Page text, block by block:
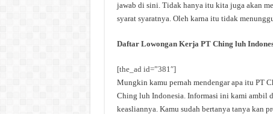
jawab di sini. Tidak hanya itu kita juga akan
syarat syaratnya. Oleh karna itu tidak
Daftar Lowongan Kerja PT Ching luh
[the_ad id=”381″]
Mungkin kamu pernah mendengar apa itu PT
Ching luh Indonesia. Informasi ini kami ambil
keasliannya. Kamu sudah bertanya tanya kan